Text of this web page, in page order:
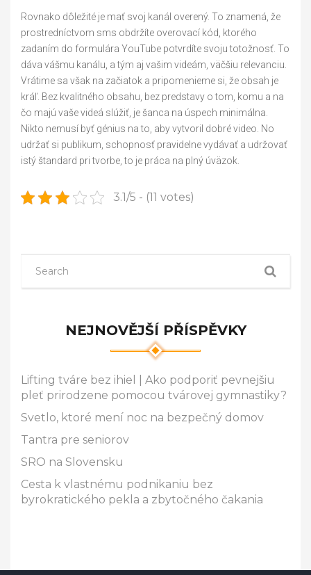
Rovnako dôležité je mať svoj kanál overený. To znamená, že
prostredníctvom sms obdržíte overovací kód, ktorého
zadaním do formulára YouTube potvrdíte svoju totožnosť. To
dáva vášmu kanálu, a tým aj vašim videám, väčšiu relevanciu.
Vrátime sa však na začiatok a pripomenieme si, že obsah je
kráľ. Bez kvalitného obsahu, bez predstavy o tom, komu a na
čo majú vaše videá slúžiť, je šanca na úspech minimálna.
Nikto nemusí byť génius na to, aby vytvoril dobré video. No
udržať si publikum, schopnosť pravidelne vydávať a udržovať
istý štandard pri tvorbe, to je práca na plný úväzok.
3.1/5 - (11 votes)
NEJNOVĚJŠÍ PŘÍSPĚVKY
Lifting tváre bez ihiel | Ako podporiť pevnejšiu
pleť prirodzene pomocou tvárovej gymnastiky?
Svetlo, ktoré mení noc na bezpečný domov
Tantra pre seniorov
SRO na Slovensku
Cesta k vlastnému podnikaniu bez
byrokratického pekla a zbytočného čakania